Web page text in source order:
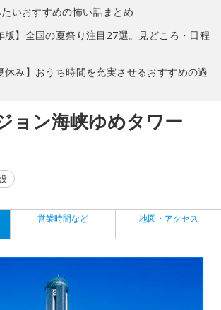
いおすすめの怖い話まとめ
版】全国の夏祭り注目27選。見どころ・日程
休み】おうち時間を充実させるおすすめの過
ョン海峡ゆめタワー
営業時間など 地図・アクセス